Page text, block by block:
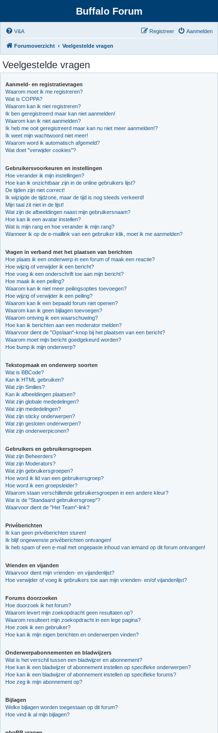
Buffalo Forum
V&A Aanmelden
Registreer
Forumoverzicht Veelgestelde vragen
Veelgestelde vragen
Aanmeld- en registratievragen
Waarom moet ik me registreren?
Wat is COPPA?
Waarom kan ik niet registreren?
Ik ben geregistreerd maar kan niet aanmelden!
Waarom kan ik niet aanmelden?
Ik heb me ooit geregistreerd maar kan nu niet meer aanmelden!?
Ik weet mijn wachtwoord niet meer!
Waarom word ik automatisch afgemeld?
Wat doet "verwijder cookies"?
Gebruikersvoorkeuren en instellingen
Hoe verander ik mijn instellingen?
Hoe kan ik onzichtbaar zijn in de online gebruikers lijst?
De tijden zijn niet correct!
Ik wijzigde de tijdzone, maar de tijd is nog steeds verkeerd!
Mijn taal zit niet in de lijst!
Wat zijn de afbeeldingen naast mijn gebruikersnaam?
Hoe kan ik een avatar instellen?
Wat is mijn rang en hoe verander ik mijn rang?
Wanneer ik op de e-maillink van een gebruiker klik, moet ik me aanmelden?
Vragen in verband met het plaatsen van berichten
Hoe plaats ik een onderwerp in een forum of maak een reactie?
Hoe wijzig of verwijder ik een bericht?
Hoe voeg ik een onderschrift toe aan mijn bericht?
Hoe maak ik een peiling?
Waarom kan ik niet meer peilingsopties toevoegen?
Hoe wijzig of verwijder ik een peiling?
Waarom kan ik een bepaald forum niet openen?
Waarom kan ik geen bijlagen toevoegen?
Waarom ontving ik een waarschuwing?
Hoe kan ik berichten aan een moderator melden?
Waarvoor dient de "Opslaan"-knop bij het plaatsen van een bericht?
Waarom moet mijn bericht goedgekeurd worden?
Hoe bump ik mijn onderwerp?
Tekstopmaak en onderwerp soorten
Wat is BBCode?
Kan ik HTML gebruiken?
Wat zijn Smilies?
Kan ik afbeeldingen plaatsen?
Wat zijn globale mededelingen?
Wat zijn mededelingen?
Wat zijn sticky onderwerpen?
Wat zijn gesloten onderwerpen?
Wat zijn onderwerpiconen?
Gebruikers en gebruikersgroepen
Wat zijn Beheerders?
Wat zijn Moderators?
Wat zijn gebruikersgroepen?
Hoe word ik lid van een gebruikersgroep?
Hoe word ik een groepsleider?
Waarom staan verschillende gebruikersgroepen in een andere kleur?
Wat is de "Standaard gebruikersgroep"?
Waarvoor dient de "Het Team"-link?
Privéberichten
Ik kan geen privéberichten sturen!
Ik blijf ongewenste privéberichten ontvangen!
Ik heb spam of een e-mail met ongepaste inhoud van iemand op dit forum ontvangen!
Vrienden en vijanden
Waarvoor dient mijn vrienden- en vijandenlijst?
Hoe verwijder of voeg ik gebruikers toe aan mijn vrienden- en/of vijandenlijst?
Forums doorzoeken
Hoe doorzoek ik het forum?
Waarom levert mijn zoekopdracht geen resultaten op?
Waarom resulteert mijn zoekopdracht in een lege pagina?
Hoe zoek ik een gebruiker?
Hoe kan ik mijn eigen berichten en onderwerpen vinden?
Onderwerpabonnementen en bladwijzers
Wat is het verschil tussen een bladwijzer en abonnement?
Hoe kan ik een bladwijzer of abonnement instellen op specifieke onderwerpen?
Hoe kan ik een bladwijzer of abonnement instellen op specifieke forums?
Hoe zeg ik mijn abonnement op?
Bijlagen
Welke bijlagen worden toegestaan op dit forum?
Hoe vind ik al mijn bijlagen?